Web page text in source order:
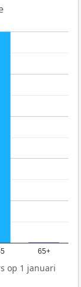
65+
op 1 januari